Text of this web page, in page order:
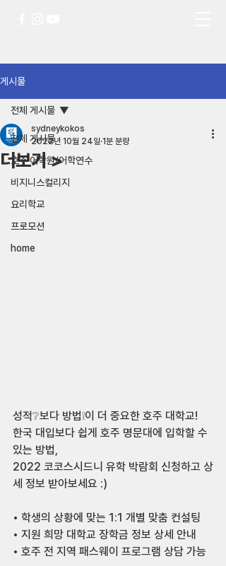
게시물
전체 게시물
호주 어학원/어학연수
비지니스컬리지
요리학교
프로모션
home
전체 게시물
더보기 >
sydneykokos
2022년 10월 24일 1분 분량
성적❔보다 방법❕이 더 중요한 호주 대학교!
한국 대입보다 쉽게 호주 명문대에 입학할 수
있는 방법,
2022 코코스시드니 유학 박람회 신청하고 상
세 정보 받아보세요 :)
• 학생의 상황에 맞는 1:1 개별 맞춤 컨설팅
• 지원 희망 대학교 장학금 정보 상세 안내
• 호주 전 지역 패스웨이 프로그램 상담 가능